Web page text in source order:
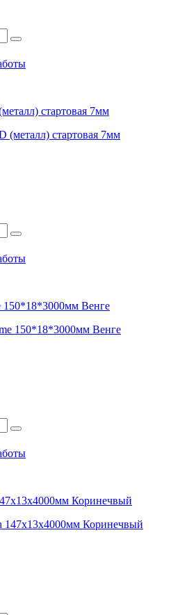
стартовая 7мм
150*18*3000мм Венге
Коринечвый